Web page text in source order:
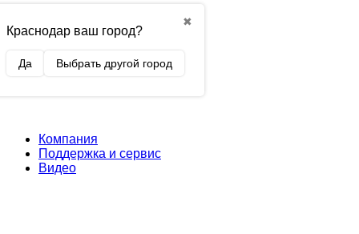
✖
Краснодар ваш город?
Да Выбрать другой город
Компания
Поддержка и сервис
Видео